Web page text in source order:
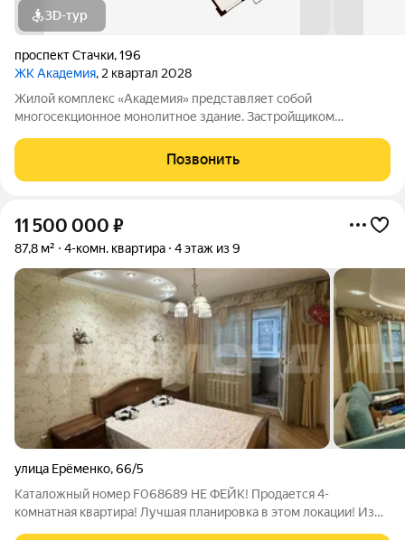
3D-тур
проспект Стачки,196
ЖК Академия, 2 квартал 2028
Жилой комплекс «Академия» представляет собой
многосекционное монолитное здание. Застройщиком
не осуществляется. Благоустройство прилегающей
территории включает в себя организацию детских игровых
Позвонить
11 500 000 ₽
87,8 м² 4-комн. квартира 4 этаж из 9
улица Ерёменко,66/5
Каталожный номер F068689 НЕ ФЕЙК! Продается 4-
комнатная квартира! Лучшая планировка в этом локации! Из